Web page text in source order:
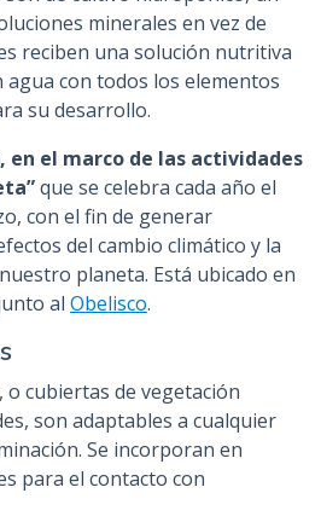
minerales en vez de
reciben una solución nutritiva
con todos los elementos
su desarrollo.
en el marco de las actividades
que se celebra cada año el
con el fin de generar
del cambio climático y la
planeta. Está ubicado en
al Obelisco.
o cubiertas de vegetación
son adaptables a cualquier
Se incorporan en
para el contacto con